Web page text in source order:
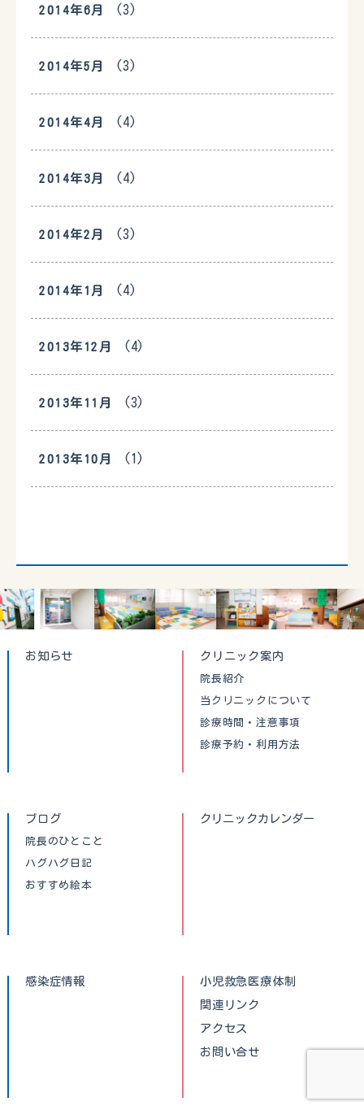
2014年6月 (3)
2014年5月 (3)
2014年4月 (4)
2014年3月 (4)
2014年2月 (3)
2014年1月 (4)
2013年12月 (4)
2013年11月 (3)
2013年10月 (1)
お知らせ クリニック案内
院長紹介
当クリニックについて
診療時間・注意事項
診療予約・利用方法
ブログ
院長のひとこと
ハグハグ日記
おすすめ絵本
クリニックカレンダー
感染症情報
小児救急医療体制
関連リンク
アクセス
お問い合せ